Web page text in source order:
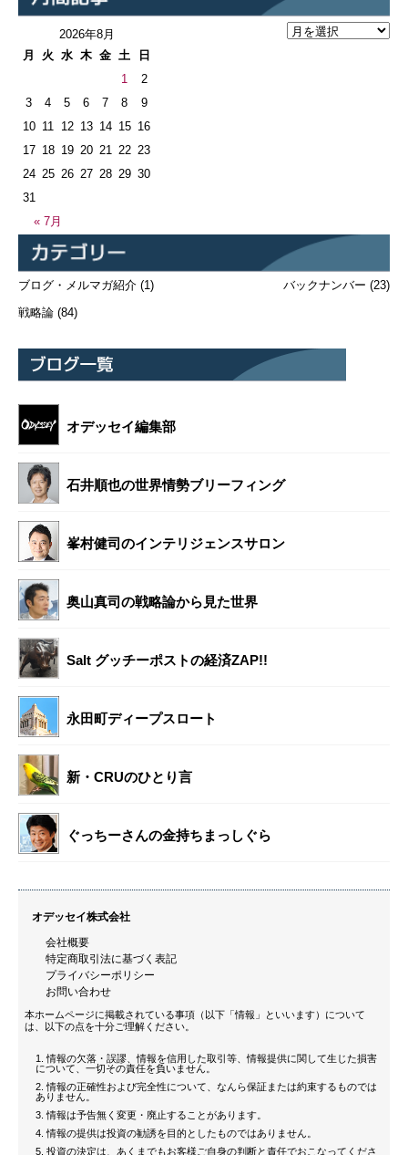
2026年8月
月
火 水 木 金 土 日
« 7月
1
2
3
4 5 6 7 8
9
10 11 12 13 14 15 16
17 18 19 20 21 22 23
24 25 26 27 28 29 30
31
ブログ・メルマガ紹介 (1)
戦略論 (84)
バックナンバー (23)
オデッセイ編集部
石井順也の世界情勢ブリーフィング
峯村健司のインテリジェンスサロン
奥山真司の戦略論から見た世界
Salt グッチーポストの経済ZAP!!
永田町ディープスロート
新・CRUのひとり言
ぐっちーさんの金持ちまっしぐら
オデッセイ株式会社
会社概要
特定商取引法に基づく表記
プライバシーポリシー
お問い合わせ
本ホームページに掲載されている事項（以下「情報」といいます）について
は、以下の点を十分ご理解ください。
情報の欠落・誤謬、情報を信用した取引等、情報提供に関して生じた損害
について、一切その責任を負いません。
情報の正確性および完全性について、なんら保証または約束するものでは
ありません。
情報は予告無く変更・廃止することがあります。
情報の提供は投資の勧誘を目的としたものではありません。
投資の決定は、あくまでもお客様ご自身の判断と責任でおこなってくださ